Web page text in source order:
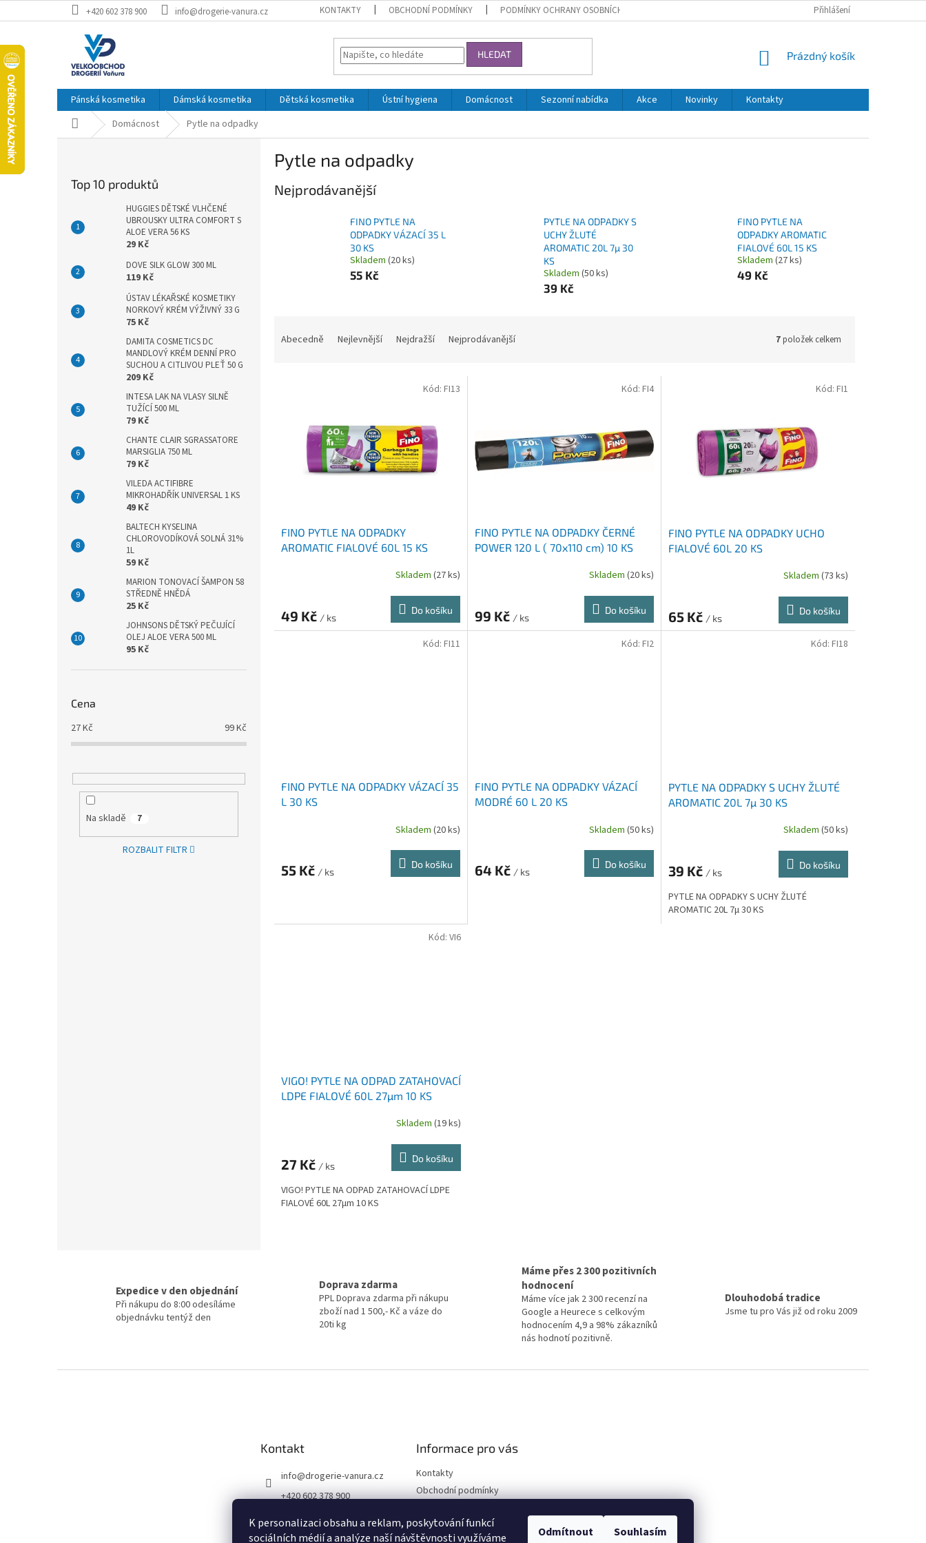
K personalizaci obsahu a reklam, poskytování funkcí
sociálních médií a analýze naší návštěvnosti využíváme
Odmítnout Souhlasím
na
+420 602 378 900 info@drogerie-vanura.cz KONTAKTY OBCHODNÍ PODMÍNKY PODMÍNKY OCHRANY OSOBNÍCH ÚDAJŮ Přihlášení
HLEDAT
NÁKUPNÍ
Prázdný košík
Pánská kosmetika Dámská kosmetika Dětská kosmetika Ústní hygiena Domácnost Sezonní nabídka Akce Novinky
Kontakty
Domů Domácnost Pytle na odpadky
Top 10 produktů
HUGGIES DĚTSKÉ VLHČENÉ
UBROUSKY ULTRA COMFORT S
ALOE VERA 56 KS
29 Kč
DOVE SILK GLOW 300 ML
119 Kč
ÚSTAV LÉKAŘSKÉ KOSMETIKY
NORKOVÝ KRÉM VÝŽIVNÝ 33 G
75 Kč
DAMITA COSMETICS DC
MANDLOVÝ KRÉM DENNÍ PRO
SUCHOU A CITLIVOU PLEŤ 50 G
209 Kč
INTESA LAK NA VLASY SILNĚ
TUŽÍCÍ 500 ML
79 Kč
CHANTE CLAIR SGRASSATORE
MARSIGLIA 750 ML
79 Kč
VILEDA ACTIFIBRE
MIKROHADŘÍK UNIVERSAL 1 KS
49 Kč
BALTECH KYSELINA
CHLOROVODÍKOVÁ SOLNÁ 31%
1L
59 Kč
MARION TONOVACÍ ŠAMPON 58
STŘEDNĚ HNĚDÁ
25 Kč
JOHNSONS DĚTSKÝ PEČUJÍCÍ
OLEJ ALOE VERA 500 ML
95 Kč
Cena
27Kč 99Kč
Na skladě 7
ROZBALIT FILTR
Pytle na odpadky
Nejprodávanější
FINO PYTLE NA
ODPADKY VÁZACÍ 35 L
30 KS
Skladem (20 ks)
55 Kč
PYTLE NA ODPADKY S
UCHY ŽLUTÉ
AROMATIC 20L 7µ 30
KS
Skladem (50 ks)
39 Kč
FINO PYTLE NA
ODPADKY AROMATIC
FIALOVÉ 60L 15 KS
Skladem (27 ks)
49 Kč
Abecedně Nejlevnější Nejdražší Nejprodávanější 7položek celkem
FINO PYTLE NA ODPADKY
AROMATIC FIALOVÉ 60L 15 KS
Skladem (27 ks)
49 Kč / ks
Do košíku
Kód: FI13
FINO PYTLE NA ODPADKY ČERNÉ
POWER 120 L ( 70x110 cm) 10 KS
Skladem (20 ks)
99 Kč / ks
Do košíku
Kód: FI4
FINO PYTLE NA ODPADKY UCHO
FIALOVÉ 60L 20 KS
Skladem (73 ks)
65 Kč / ks
Do košíku
Kód: FI1
FINO PYTLE NA ODPADKY VÁZACÍ 35
L 30 KS
Skladem (20 ks)
55 Kč / ks
Do košíku
Kód: FI11
FINO PYTLE NA ODPADKY VÁZACÍ
MODRÉ 60 L 20 KS
Skladem (50 ks)
64 Kč / ks
Do košíku
Kód: FI2
PYTLE NA ODPADKY S UCHY ŽLUTÉ
AROMATIC 20L 7µ 30 KS
Skladem (50 ks)
39 Kč / ks
Do košíku
PYTLE NA ODPADKY S UCHY ŽLUTÉ
AROMATIC 20L 7µ 30 KS
Kód: FI18
VIGO! PYTLE NA ODPAD ZATAHOVACÍ
LDPE FIALOVÉ 60L 27µm 10 KS
Skladem (19 ks)
27 Kč / ks
Do košíku
VIGO! PYTLE NA ODPAD ZATAHOVACÍ LDPE
FIALOVÉ 60L 27µm 10 KS
Kód: VI6
á
d
a
c
í
p
v
Expedice v den objednání
Při nákupu do 8:00 odesíláme
objednávku tentýž den
Doprava zdarma
PPL Doprava zdarma při nákupu
zboží nad 1 500,- Kč a váze do
20ti kg
Máme přes 2 300 pozitivních
hodnocení
Máme více jak 2 300 recenzí na
Google a Heurece s celkovým
hodnocením 4,9 a 98% zákazníků
nás hodnotí pozitivně.
Dlouhodobá tradice
Jsme tu pro Vás již od roku 2009
Kontakt
info@drogerie-vanura.cz
+420 602 378 900
Informace pro vás
Kontakty
Obchodní podmínky
údajů
Dodací a platební podmínky